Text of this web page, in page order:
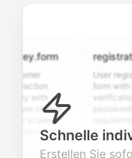
with
choice,
ended
valuable
User
form with
verification,
and profile
information
fields for
Schnelle
Erstellen Sie